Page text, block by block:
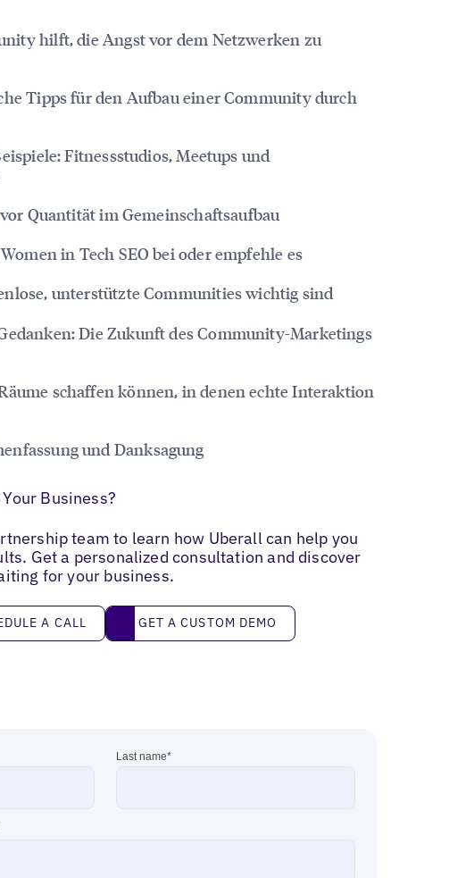
hilft, die Angst vor dem Netzwerken zu
Tipps für den Aufbau einer Community durch
Fitnessstudios, Meetups und
Quantität im Gemeinschaftsaufbau
in Tech SEO bei oder empfehle es
unterstützte Communities wichtig sind
Die Zukunft des Community-Marketings
schaffen können, in denen echte Interaktion
und Danksagung
Business?
team to learn how Uberall can help you
Get a personalized consultation and discover
for your business.
call A CALL Get a custom demo
GET A CUSTOM DEMO